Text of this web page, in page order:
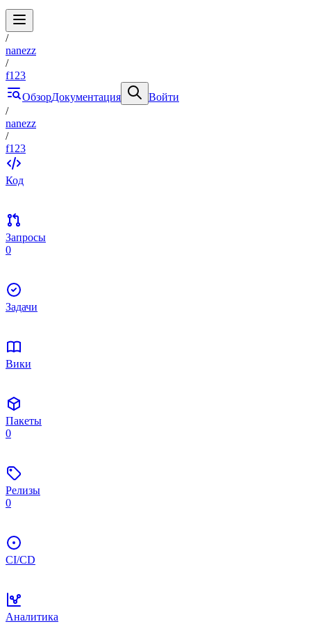
/
nanezz
/
f123
ОбзорДокументация
Войти
/
nanezz
/
f123
Код
Запросы
0
Задачи
Вики
Пакеты
0
Релизы
0
CI/CD
Аналитика